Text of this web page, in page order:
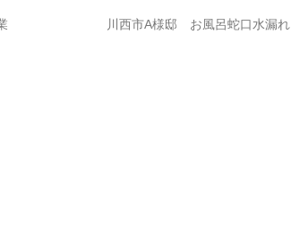
川西市A様邸 お風呂蛇口水漏れ